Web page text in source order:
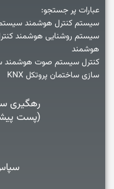
عبارات پر جستجو:
سیستم روشنایی هوشمند
هوشمند
کنترل سیستم صوت هوشمند
سازی ساختمان پروتکل KNX
رهگیری
(پست